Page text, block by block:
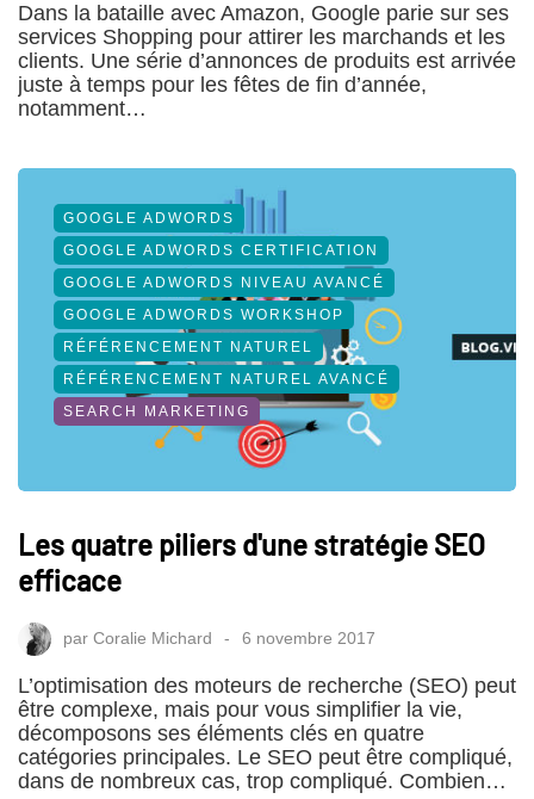
Dans la bataille avec Amazon, Google parie sur ses
services Shopping pour attirer les marchands et les
clients. Une série d’annonces de produits est arrivée
juste à temps pour les fêtes de fin d’année,
notamment…
GOOGLE ADWORDS
GOOGLE ADWORDS CERTIFICATION
GOOGLE ADWORDS NIVEAU AVANCÉ
GOOGLE ADWORDS WORKSHOP
RÉFÉRENCEMENT NATUREL
RÉFÉRENCEMENT NATUREL AVANCÉ
SEARCH MARKETING
Les quatre piliers d'une stratégie SEO
efficace
par Coralie Michard 6 novembre 2017
L’optimisation des moteurs de recherche (SEO) peut
être complexe, mais pour vous simplifier la vie,
décomposons ses éléments clés en quatre
catégories principales. Le SEO peut être compliqué,
dans de nombreux cas, trop compliqué. Combien…